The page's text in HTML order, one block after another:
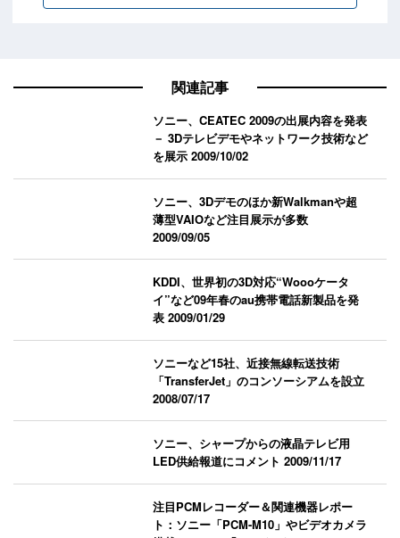
関連記事
ソニー、CEATEC 2009の出展内容を発表
－ 3Dテレビデモやネットワーク技術など
を展示2009/10/02
ソニー、3Dデモのほか新Walkmanや超
薄型VAIOなど注目展示が多数
2009/09/05
KDDI、世界初の3D対応“Woooケータ
イ”など09年春のau携帯電話新製品を発
表2009/01/29
ソニーなど15社、近接無線転送技術
「TransferJet」のコンソーシアムを設立
2008/07/17
ソニー、シャープからの液晶テレビ用
LED供給報道にコメント2009/11/17
注目PCMレコーダー＆関連機器レポー
ト：ソニー「PCM-M10」やビデオカメラ